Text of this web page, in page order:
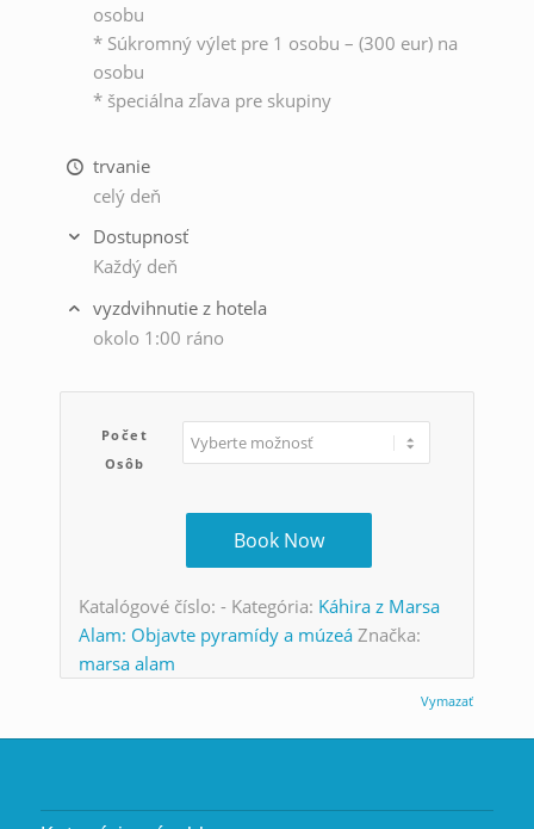
osobu
* Súkromný výlet pre 1 osobu – (300 eur) na
osobu
* špeciálna zľava pre skupiny
trvanie
celý deň
Dostupnosť
Každý deň
vyzdvihnutie z hotela
okolo 1:00 ráno
Počet
Osôb
Vymazať
Book Now
Katalógové číslo: - Kategória: Káhira z Marsa
Alam: Objavte pyramídy a múzeá Značka:
marsa alam